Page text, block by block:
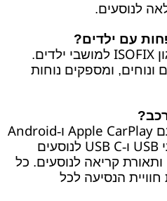
לנוסעים.
עם ילדים?
ISOFIX למושבי ילדים.
ונוחים, ומספקים נוחות
Apple CarPlay ו‑
Android
USB ו‑
USB C לנוסעים
ותאורת קריאה לנוסעים. כל
הנסיעה לכל